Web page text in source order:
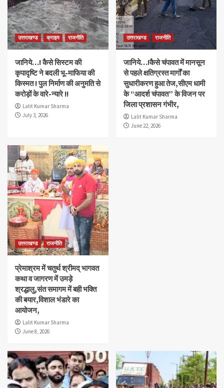
4
उद्घाटन,सीएम ने की आगवानी,
उत्तराखण्ड राजनीति
जानिये…!कैसे चंपावत में मानसून से पहले क्षतिग्रस्त मार्गों का
पर जिला प्रशासन गंभीर,
उत्तराखण्ड क्राइम राजनीति
जानिये…! कैसे सिस्टम की
कृपादृष्टि ने बदली भू-माफिया की
किस्मत ! पुल निर्माण की अनुमति से
करोड़ों के वारे-न्यारे !!
Lalit Kumar Sharma
July 3, 2026
उत्तराखण्ड राजनीति
जानिये…!कैसे चंपावत में मानसून
से पहले क्षतिग्रस्त मार्गों का
सुधारीकरण हुआ तेज,सीएम धामी
के “आदर्श चंपावत” के विजन पर
जिला प्रशासन गंभीर,
Lalit Kumar Sharma
June 22, 2026
उत्तराखण्ड राजनीति
प्रेमाश्रम में चतुर्थ श्रीमद् भागवत
कथा व जागरण में उमड़े
श्रद्धालु,संत समागम में बही भक्ति
की बयार,विशाल भंडारे का
आयोजन,
Lalit Kumar Sharma
June 8, 2026
Blog